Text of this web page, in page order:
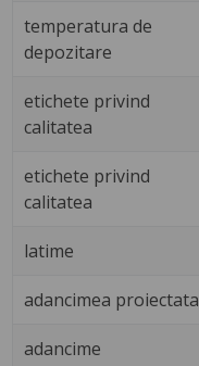
temperatura de
depozitare
etichete privind
calitatea
etichete privind
calitatea
latime
adancimea proiectata
adancime